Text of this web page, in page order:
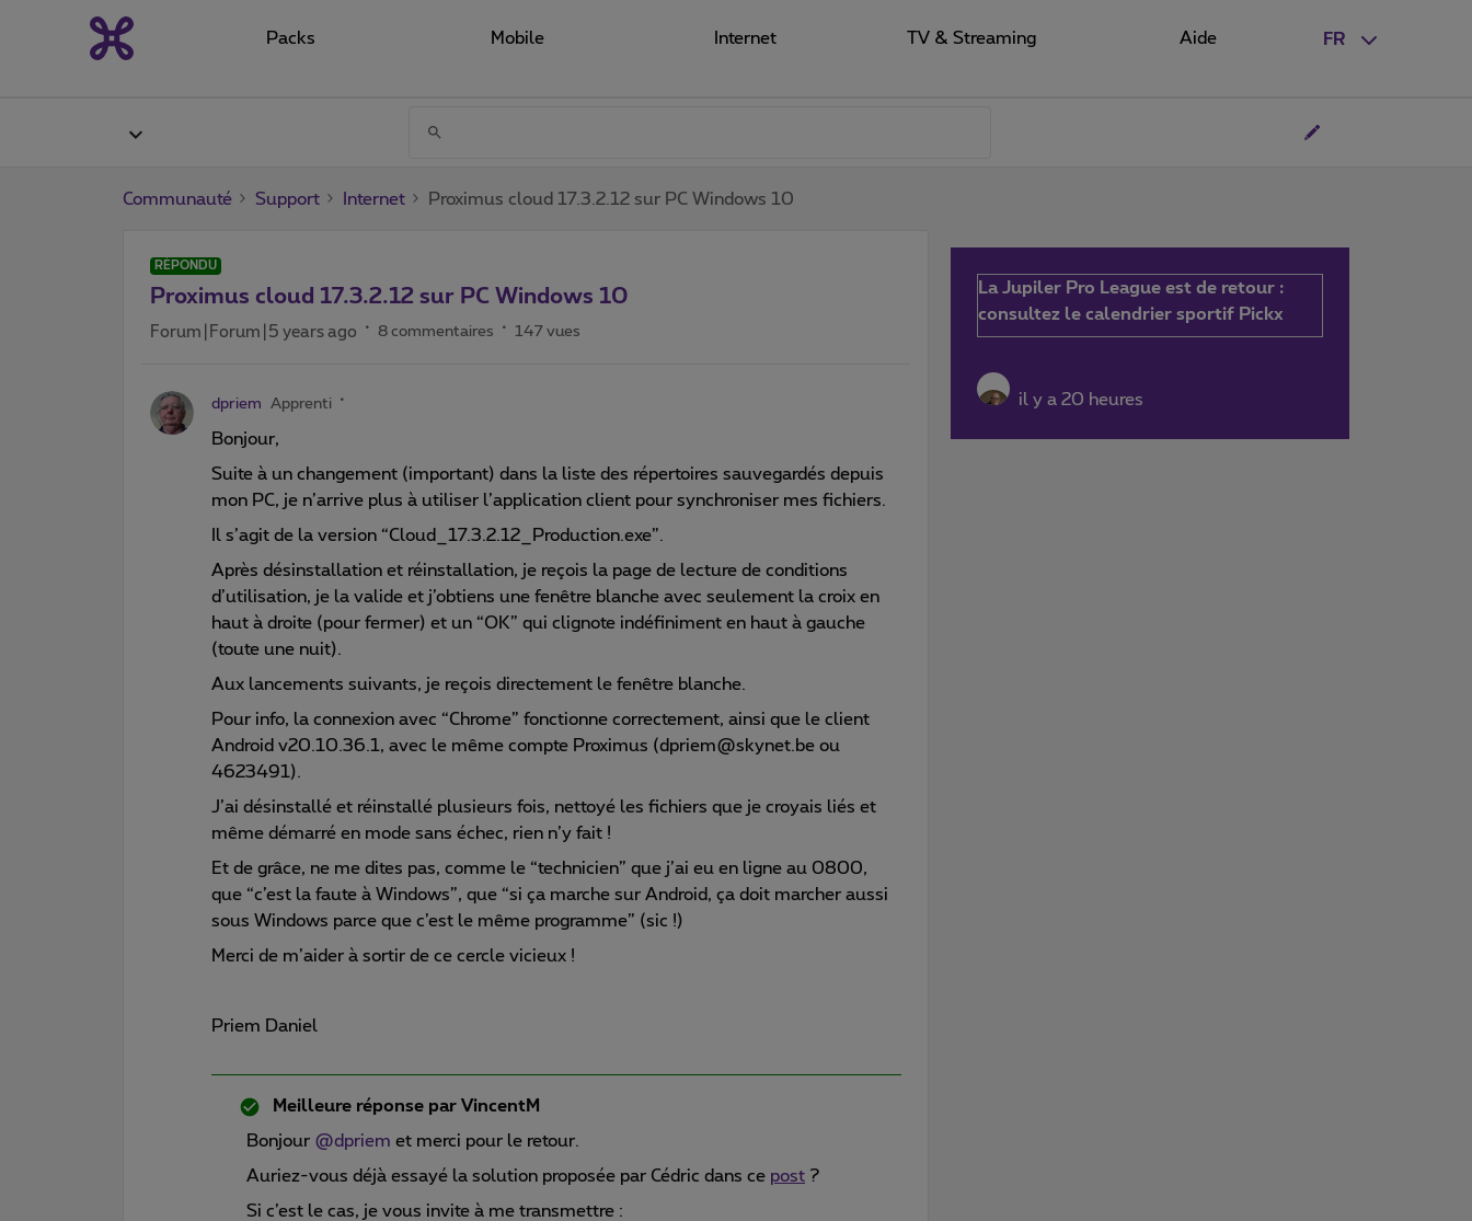
FR
Packs Mobile Internet TV & Streaming Aide
Communauté Support Internet Proximus cloud 17.3.2.12 sur PC Windows 10
RÉPONDU
Proximus cloud 17.3.2.12 sur PC Windows 10
Forum|Forum|5 years ago 8 commentaires 147 vues
dpriem Apprenti
Bonjour,
Suite à un changement (important) dans la liste des répertoires sauvegardés depuis
mon PC, je n’arrive plus à utiliser l’application client pour synchroniser mes fichiers.
Il s’agit de la version “Cloud_17.3.2.12_Production.exe”.
Après désinstallation et réinstallation, je reçois la page de lecture de conditions
d’utilisation, je la valide et j’obtiens une fenêtre blanche avec seulement la croix en
haut à droite (pour fermer) et un “OK” qui clignote indéfiniment en haut à gauche
(toute une nuit).
Aux lancements suivants, je reçois directement le fenêtre blanche.
Pour info, la connexion avec “Chrome” fonctionne correctement, ainsi que le client
Android v20.10.36.1, avec le même compte Proximus (dpriem@skynet.be ou
4623491).
J’ai désinstallé et réinstallé plusieurs fois, nettoyé les fichiers que je croyais liés et
même démarré en mode sans échec, rien n’y fait !
Et de grâce, ne me dites pas, comme le “technicien” que j’ai eu en ligne au 0800,
que “c’est la faute à Windows”, que “si ça marche sur Android, ça doit marcher aussi
sous Windows parce que c’est le même programme” (sic !)
Merci de m’aider à sortir de ce cercle vicieux !
Priem Daniel
Meilleure réponse par VincentM
Bonjour @dpriem et merci pour le retour.
Auriez-vous déjà essayé la solution proposée par Cédric dans ce post ?
Si c’est le cas, je vous invite à me transmettre :
La Jupiler Pro League est de retour :
consultez le calendrier sportif Pickx
il y a 20 heures